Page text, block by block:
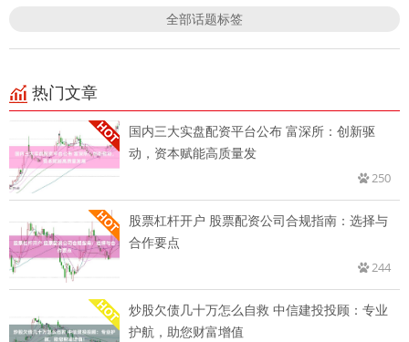
全部话题标签
热门文章
国内三大实盘配资平台公布 富深所：创新驱
动，资本赋能高质量发
250
股票杠杆开户 股票配资公司合规指南：选择与
合作要点
244
炒股欠债几十万怎么自救 中信建投投顾：专业
护航，助您财富增值